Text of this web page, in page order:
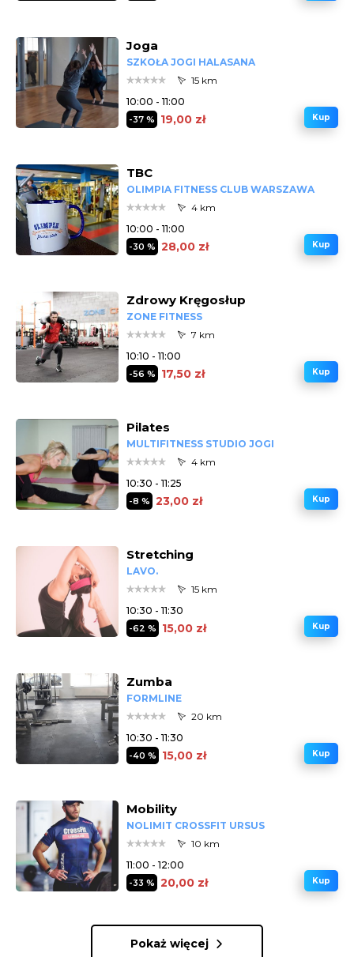
Joga
SZKOŁA JOGI HALASANA
15 km
10:00 - 11:00
-37 % 19,00 zł Kup
TBC
OLIMPIA FITNESS CLUB WARSZAWA
4 km
10:00 - 11:00
-30 % 28,00 zł Kup
Zdrowy Kręgosłup
ZONE FITNESS
7 km
10:10 - 11:00
-56 % 17,50 zł Kup
Pilates
MULTIFITNESS STUDIO JOGI
4 km
10:30 - 11:25
-8 % 23,00 zł Kup
Stretching
LAVO.
15 km
10:30 - 11:30
-62 % 15,00 zł Kup
Zumba
FORMLINE
20 km
10:30 - 11:30
-40 % 15,00 zł Kup
Mobility
NOLIMIT CROSSFIT URSUS
10 km
11:00 - 12:00
-33 % 20,00 zł Kup
Pokaż więcej